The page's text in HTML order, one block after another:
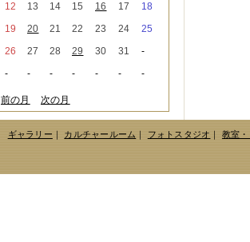
2020年12月（3件）
2020年11月（6件）
2020年09月（5件）
2020年06月（2件）
2020年04月（4件）
2020年03月（9件）
2020年02月（3件）
2020年01月（5件）
2019年12月（3件）
12
13 14 15 16 17
18
19
20 21 22 23 24
25
26
27 28 29 30 31
-
-
- - - - - -
前の月 次の月
ギャラリー｜ カルチャールーム｜ フォトスタジオ｜ 教室